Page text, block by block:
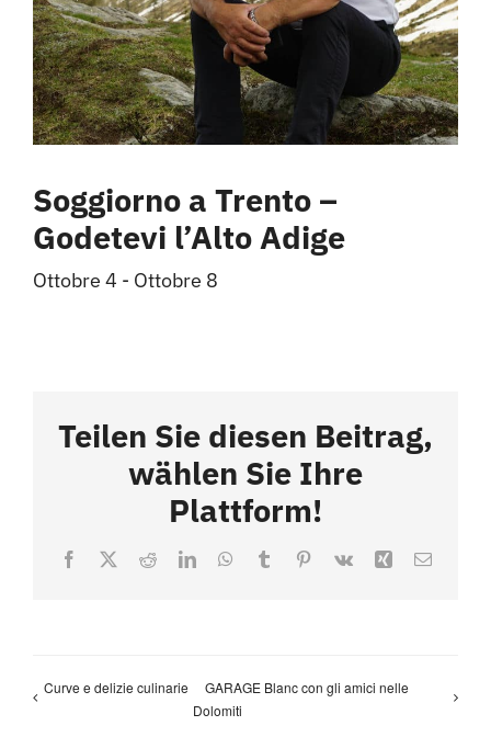
Soggiorno a Trento –
Godetevi l’Alto Adige
Ottobre 4 - Ottobre 8
Teilen Sie diesen Beitrag,
wählen Sie Ihre
Plattform!
Facebook
X RedditLinkedInWhatsApp
TumblrPinterest
Vk Xing Email
Curve e delizie culinarie
GARAGE Blanc con gli amici nelle
Dolomiti